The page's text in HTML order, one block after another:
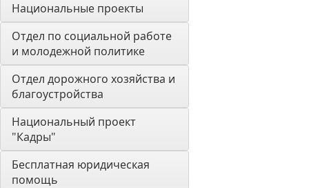
Национальные проекты
Отдел по социальной работе
и молодежной политике
Отдел дорожного хозяйства и
благоустройства
Национальный проект
"Кадры"
Бесплатная юридическая
помощь